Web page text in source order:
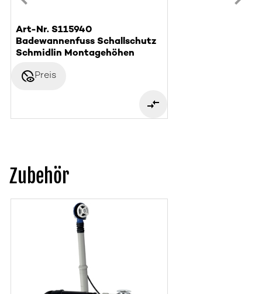
Art-Nr. S115940
Badewannenfuss Schallschutz
Schmidlin Montagehöhen
disabled_visiblePreis
Zubehör